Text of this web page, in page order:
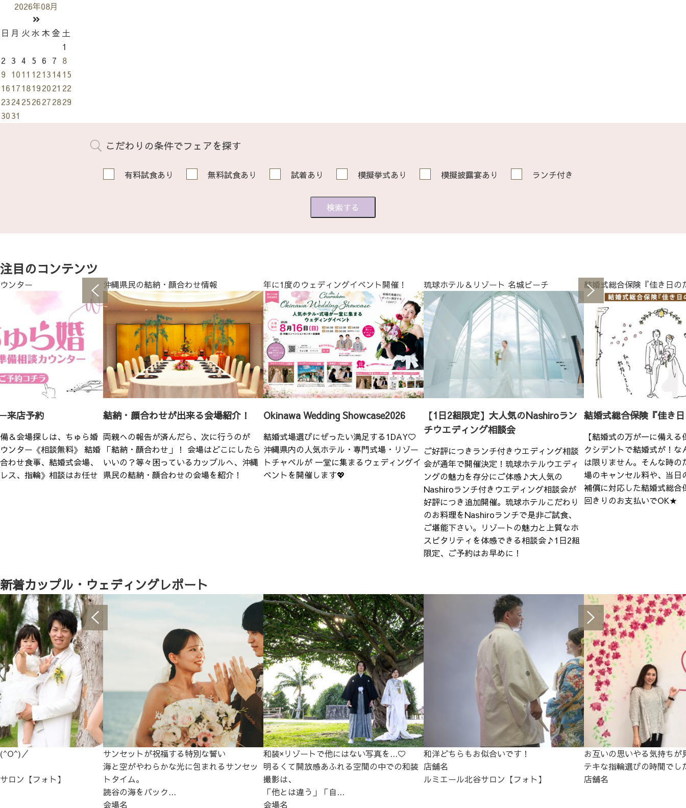
2026年08月
日 月 火 水 木 金 土
1
2 3 4 5 6 7 8
9 1011 12131415
161718192021 22
23242526272829
3031
こだわりの条件でフェアを探す
有料試食あり 無料試食あり 試着あり 模擬挙式あり 模擬披露宴あり ランチ付き
注目のコンテンツ
ンター
来店予約
＆会場探しは、ちゅら婚
ンター《相談無料》 結婚
わせ食事、結婚式会場、
ス、指輪》相談はお任せ
沖縄県民の結納・顔合わせ情報
結納・顔合わせが出来る会場紹介！
両親への報告が済んだら、次に行うのが
「結納・顔合わせ」！ 会場はどこにしたら
いいの？等々困っているカップルへ、沖縄
県民の結納・顔合わせの会場を紹介！
年に1度のウェディングイベント開催！
Okinawa Wedding Showcase2026
結婚式場選びにぜったい満足する1DAY♡
沖縄県内の人気ホテル・専門式場・リゾー
トチャペルが 一堂に集まるウェディングイ
ベントを開催します💖
琉球ホテル＆リゾート 名城ビーチ
【1日2組限定】大人気のNashiroラン
チウエディング相談会
ご好評につきランチ付きウエディング相談
会が通年で開催決定！琉球ホテルウエディ
ングの魅力を存分にご体感♪大人気の
Nashiroランチ付きウエディング相談会が
好評につき追加開催。琉球ホテルこだわり
のお料理をNashiroランチで是非ご試食、
ご堪能下さい。リゾートの魅力と上質なホ
スピタリティを体感できる相談会♪1日2組
限定、ご予約はお早めに！
結婚式総合保険『佳き日の
結婚式総合保険『佳き
【結婚式の万が一に備え
クシデントで結婚式が！な
は限りません。そんな時の
場のキャンセル料や、当日
補償に対応した結婚式総
回きりのお支払いでOK★
新着カップル・ウェディングレポート
／
ロン【フォト】
サンセットが祝福する特別な誓い
海と空がやわらかな光に包まれるサンセッ
トタイム。
読谷の海をバック...
会場名
和装×リゾートで他にはない写真を...♡
明るくて開放感あふれる空間の中での和装
撮影は、
「他とは違う」「自...
会場名
和洋どちらもお似合いです！
店舗名
ルミエール北谷サロン【フォト】
お互いの思いやる気持ちが
テキな指輪選びの時間でし
店舗名